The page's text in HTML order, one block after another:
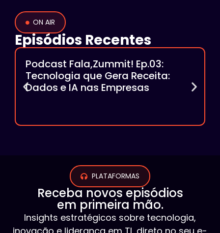
ON AIR
Episódios Recentes
Podcast Fala,Zummit! Ep.03:
Tecnologia que Gera Receita:
Dados e IA nas Empresas
PLATAFORMAS
Receba novos episódios
em primeira mão.
Insights estratégicos sobre tecnologia,